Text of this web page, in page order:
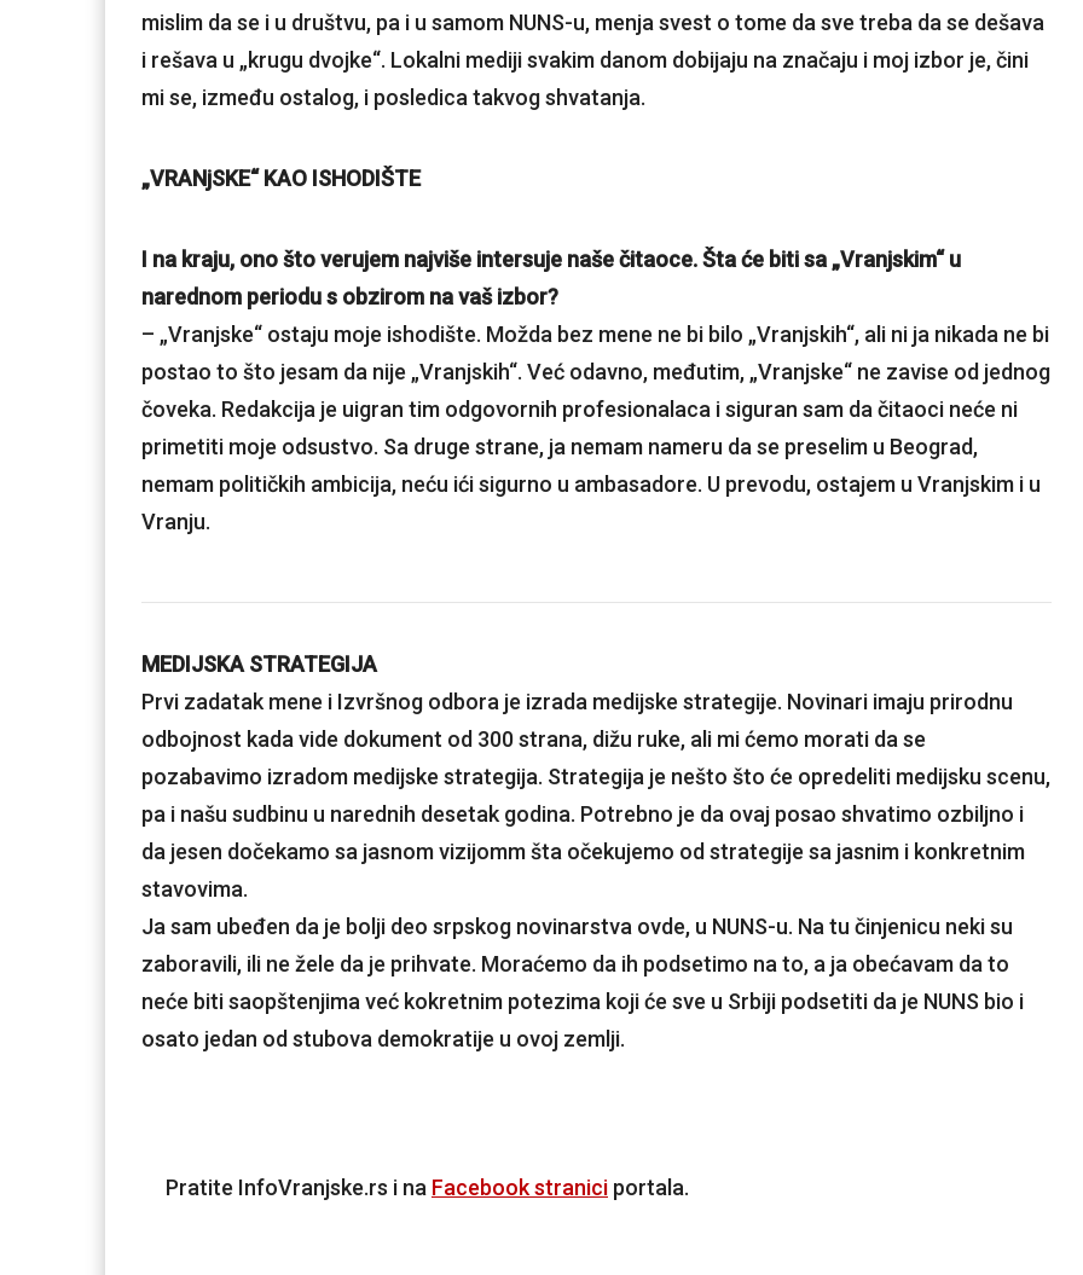
mislim da se i u društvu, pa i u samom NUNS-u, menja svest o tome da sve treba da se dešava
i rešava u „krugu dvojke“. Lokalni mediji svakim danom dobijaju na značaju i moj izbor je, čini
mi se, između ostalog, i posledica takvog shvatanja.
„VRANjSKE“ KAO ISHODIŠTE
I na kraju, ono što verujem najviše intersuje naše čitaoce. Šta će biti sa „Vranjskim“ u
narednom periodu s obzirom na vaš izbor?
– „Vranjske“ ostaju moje ishodište. Možda bez mene ne bi bilo „Vranjskih“, ali ni ja nikada ne bi
postao to što jesam da nije „Vranjskih“. Već odavno, međutim, „Vranjske“ ne zavise od jednog
čoveka. Redakcija je uigran tim odgovornih profesionalaca i siguran sam da čitaoci neće ni
primetiti moje odsustvo. Sa druge strane, ja nemam nameru da se preselim u Beograd,
nemam političkih ambicija, neću ići sigurno u ambasadore. U prevodu, ostajem u Vranjskim i u
Vranju.
MEDIJSKA STRATEGIJA
Prvi zadatak mene i Izvršnog odbora je izrada medijske strategije. Novinari imaju prirodnu
odbojnost kada vide dokument od 300 strana, dižu ruke, ali mi ćemo morati da se
pozabavimo izradom medijske strategija. Strategija je nešto što će opredeliti medijsku scenu,
pa i našu sudbinu u narednih desetak godina. Potrebno je da ovaj posao shvatimo ozbiljno i
da jesen dočekamo sa jasnom vizijomm šta očekujemo od strategije sa jasnim i konkretnim
stavovima.
Ja sam ubeđen da je bolji deo srpskog novinarstva ovde, u NUNS-u. Na tu činjenicu neki su
zaboravili, ili ne žele da je prihvate. Moraćemo da ih podsetimo na to, a ja obećavam da to
neće biti saopštenjima već kokretnim potezima koji će sve u Srbiji podsetiti da je NUNS bio i
osato jedan od stubova demokratije u ovoj zemlji.
Pratite InfoVranjske.rs i na Facebook stranici portala.